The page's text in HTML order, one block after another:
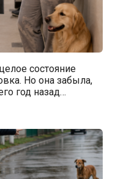
состояние
Но она забыла,
год назад…